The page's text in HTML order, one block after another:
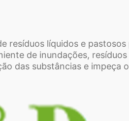
resíduos líquidos e
de inundações,
das substâncias e